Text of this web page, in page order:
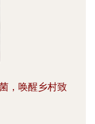
，唤醒乡村致